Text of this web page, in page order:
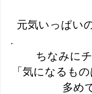
元気いっぱい
.
ちなみに
「気になるも
多め